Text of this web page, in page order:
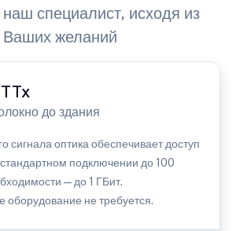
специалист, исходя из
Ваших желаний
до здания
сигнала оптика обеспечивает доступ
подключении до 100
— до 1 ГБит.
оборудование не требуется.